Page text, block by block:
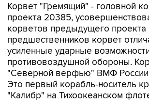
Корвет "Гремящий" - головной
проекта 20385,
корветов предыдущего
предшественников корвет
усиленные ударные
противовоздушной обороны.
"Северной верфью" ВМФ России
Это первый корабль-носитель
"Калибр" на Тихоокеанском